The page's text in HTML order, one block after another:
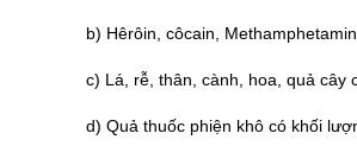
b) Hêrôin, côcain,
c) Lá, rễ, thân, cành, hoa, quả cây
d) Quả thuốc phiện khô có khối